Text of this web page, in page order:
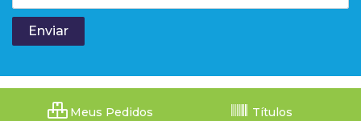
Meus Pedidos Títulos